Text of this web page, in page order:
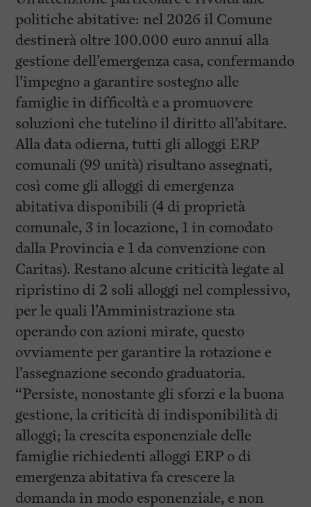
politiche abitative: nel 2026 il Comune
destinerà oltre 100.000 euro annui alla
gestione dell’emergenza casa, confermando
l’impegno a garantire sostegno alle
famiglie in difficoltà e a promuovere
soluzioni che tutelino il diritto all’abitare.
Alla data odierna, tutti gli alloggi ERP
comunali (99 unità) risultano assegnati,
così come gli alloggi di emergenza
abitativa disponibili (4 di proprietà
comunale, 3 in locazione, 1 in comodato
dalla Provincia e 1 da convenzione con
Caritas). Restano alcune criticità legate al
ripristino di 2 soli alloggi nel complessivo,
per le quali l’Amministrazione sta
operando con azioni mirate, questo
ovviamente per garantire la rotazione e
l’assegnazione secondo graduatoria.
“Persiste, nonostante gli sforzi e la buona
gestione, la criticità di indisponibilità di
alloggi; la crescita esponenziale delle
famiglie richiedenti alloggi ERP o di
emergenza abitativa fa crescere la
domanda in modo esponenziale, e non